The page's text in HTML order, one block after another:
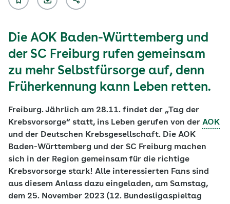
Die AOK Baden-Württemberg und
der SC Freiburg rufen gemeinsam
zu mehr Selbstfürsorge auf, denn
Früherkennung kann Leben retten.
Freiburg. Jährlich am 28.11. findet der „Tag der
Krebsvorsorge“ statt, ins Leben gerufen von der AOK
und der Deutschen Krebsgesellschaft. Die AOK
Baden-Württemberg und der SC Freiburg machen
sich in der Region gemeinsam für die richtige
Krebsvorsorge stark! Alle interessierten Fans sind
aus diesem Anlass dazu eingeladen, am Samstag,
dem 25. November 2023 (12. Bundesligaspieltag